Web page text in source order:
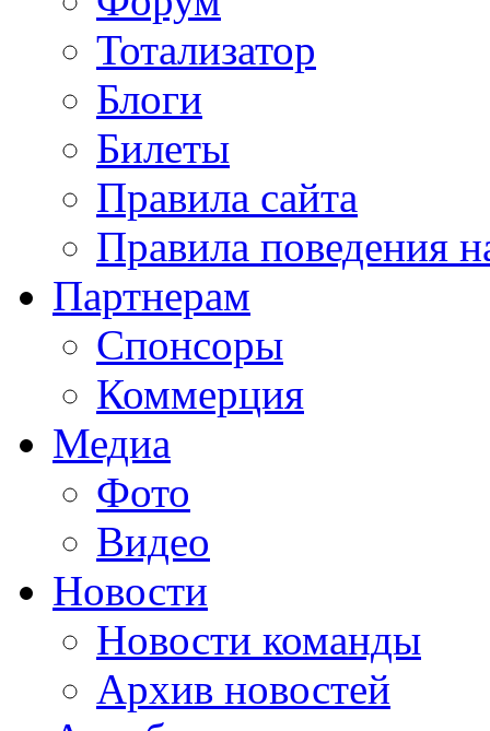
Тотализатор
Блоги
Билеты
Правила сайта
Правила поведения
Партнерам
Спонсоры
Коммерция
Медиа
Фото
Видео
Новости
Новости команды
Архив новостей